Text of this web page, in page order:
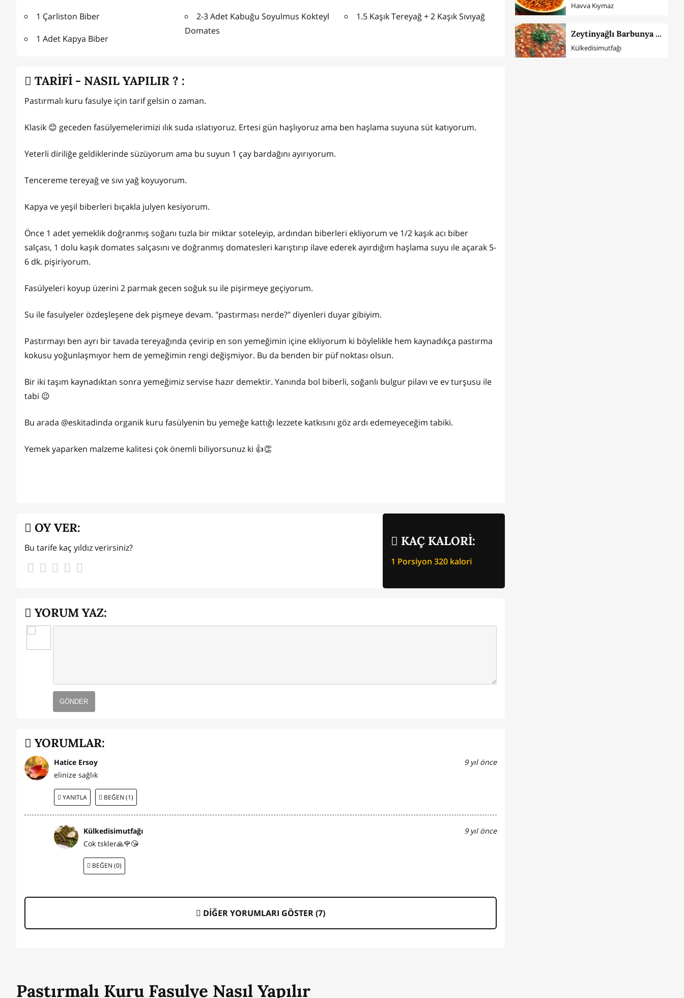
1 Çarliston Biber
1 Adet Kapya Biber
2-3 Adet Kabuğu Soyulmus Kokteyl
Domates
1.5 Kaşık Tereyağ + 2 Kaşık Sıvıyağ
TARİFİ - NASIL YAPILIR ? :
Pastırmalı kuru fasulye için tarif gelsin o zaman.
Klasik 😊 geceden fasülyemelerimizi ılık suda ıslatıyoruz. Ertesi gün haşlıyoruz ama ben haşlama suyuna süt katıyorum.
Yeterli diriliğe geldiklerinde süzüyorum ama bu suyun 1 çay bardağını ayırıyorum.
Tencereme tereyağ ve sıvı yağ koyuyorum.
Kapya ve yeşil biberleri bıçakla julyen kesiyorum.
Önce 1 adet yemeklik doğranmış soğanı tuzla bir miktar soteleyip, ardından biberleri ekliyorum ve 1/2 kaşık acı biber
salçası, 1 dolu kaşık domates salçasını ve doğranmış domatesleri karıştırıp ilave ederek ayırdığım haşlama suyu ıle açarak 5-
6 dk. pişiriyorum.
Fasülyeleri koyup üzerini 2 parmak gecen soğuk su ile pişirmeye geçiyorum.
Su ile fasulyeler özdeşleşene dek pişmeye devam. "pastırması nerde?" diyenleri duyar gibiyim.
Pastırmayı ben ayrı bir tavada tereyağında çevirip en son yemeğimin içine ekliyorum ki böylelikle hem kaynadıkça pastırma
kokusu yoğunlaşmıyor hem de yemeğimin rengi değişmiyor. Bu da benden bir püf noktası olsun.
Bir iki taşım kaynadıktan sonra yemeğimiz servise hazır demektir. Yanında bol biberli, soğanlı bulgur pilavı ve ev turşusu ile
tabi 😉
Bu arada @eskitadinda organik kuru fasülyenin bu yemeğe kattığı lezzete katkısını göz ardı edemeyeceğim tabiki.
Yemek yaparken malzeme kalitesi çok önemli biliyorsunuz ki 👍👏
KAÇ KALORİ:
1 Porsiyon 320 kalori
OY VER:
Bu tarife kaç yıldız verirsiniz?
YORUM YAZ:
GÖNDER
YORUMLAR:
Hatice Ersoy
9 yıl önce
elinize sağlık
YANITLA BEĞEN (1)
Külkedisimutfağı
9 yıl önce
Cok tskler🙏🌹😘
BEĞEN (0)
DİĞER YORUMLARI GÖSTER (7)
Pastırmalı Kuru Fasulye Nasıl Yapılır
Havva Kıymaz
Zeytinyağlı Barbunya Tarifi (Püf Noktaları İle)
Külkedisimutfağı